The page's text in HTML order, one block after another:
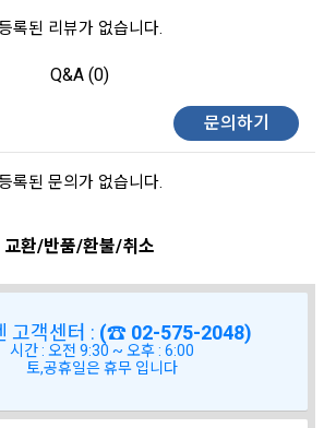
록된 리뷰가 없습니다.
Q&A (0)
문의하기
록된 문의가 없습니다.
교환/반품/환불/취소
고객센터 : (☎ 02-575-2048)
시간 : 오전 9:30 ~ 오후 : 6:00
토,공휴일은 휴무 입니다